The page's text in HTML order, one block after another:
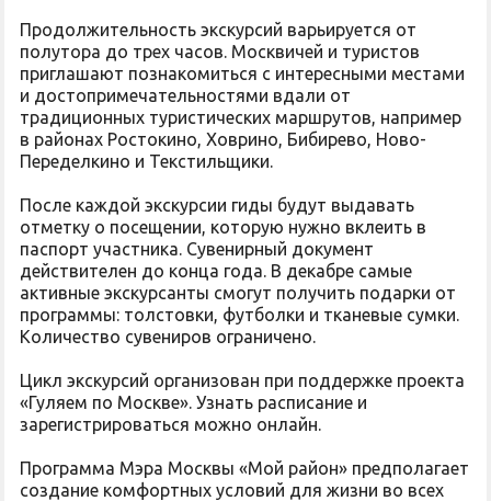
Продолжительность экскурсий варьируется от
полутора до трех часов. Москвичей и туристов
приглашают познакомиться с интересными местами
и достопримечательностями вдали от
традиционных туристических маршрутов, например
в районах Ростокино, Ховрино, Бибирево, Ново-
Переделкино и Текстильщики.
После каждой экскурсии гиды будут выдавать
отметку о посещении, которую нужно вклеить в
паспорт участника. Сувенирный документ
действителен до конца года. В декабре самые
активные экскурсанты смогут получить подарки от
программы: толстовки, футболки и тканевые сумки.
Количество сувениров ограничено.
Цикл экскурсий организован при поддержке проекта
«Гуляем по Москве». Узнать расписание и
зарегистрироваться можно онлайн.
Программа Мэра Москвы «Мой район» предполагает
создание комфортных условий для жизни во всех